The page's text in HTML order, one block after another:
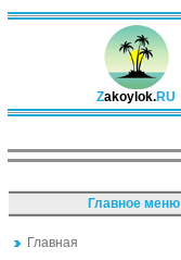
Zakoylok.RU
Главное меню
Главная